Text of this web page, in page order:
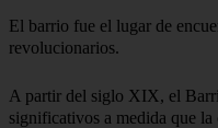
El barrio fue el lugar de
A partir del siglo XIX, el
significativos a medida que